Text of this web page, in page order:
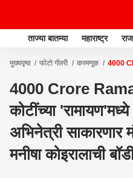
ताज्या बातम्या महाराष्ट्र
मुख्यपृष्ठ फोटो गॅलरी करमणूक
4000
डबल
4000 Crore
कोटींच्या 'रामायण'मध्ये
अभिनेत्री साकारणार
मनीषा कोइरालाची